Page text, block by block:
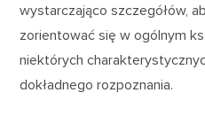
wystarczająco szczegółów,
zorientować się w ogólnym
niektórych
dokładnego rozpoznania.